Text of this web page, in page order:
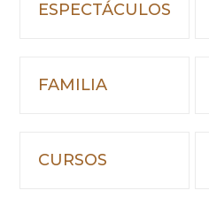
ESPECTÁCULOS
FAMILIA
CURSOS